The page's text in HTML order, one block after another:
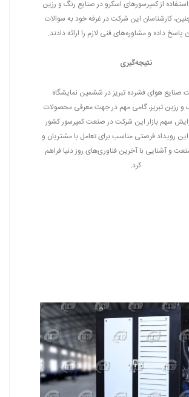
از کمپرسورهای اسکرو در صنایع رنگ و رزین
کارشناسان این شرکت در غرفه خود به سوالات
پاسخ داده و مشاوره‌های فنی لازم را ارائه دادند.
نتیجه‌گیری
هوای فشرده تبریز در ششمین نمایشگاه
و رزین تبریز، گامی مهم در جهت معرفی محصولات
سهم بازار این شرکت در صنعت کمپرسور کشور
رویداد فرصتی مناسب برای تعامل با مشتریان و
و آشنایی با آخرین فناوری‌های روز دنیا فراهم
کرد.